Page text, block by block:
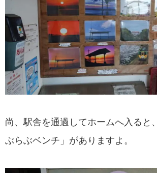
尚、駅舎を通過してホームへ入ると
ぶらぶベンチ」がありますよ。